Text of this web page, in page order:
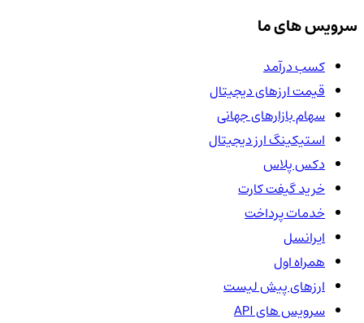
سرویس های ما
کسب درآمد
قیمت ارزهای دیجیتال
سهام بازارهای جهانی
استیکینگ ارز دیجیتال
دکس پلاس
خرید گیفت کارت
خدمات پرداخت
ایرانسل
همراه اول
ارزهای پیش لیست
سرویس های API